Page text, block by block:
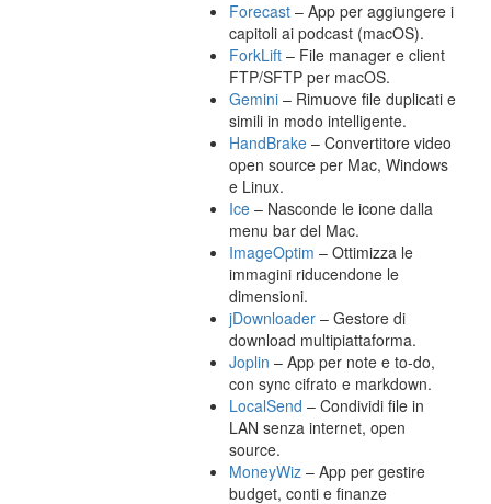
Forecast – App per aggiungere i
capitoli ai podcast (macOS).
ForkLift – File manager e client
FTP/SFTP per macOS.
Gemini – Rimuove file duplicati e
simili in modo intelligente.
HandBrake – Convertitore video
open source per Mac, Windows
e Linux.
Ice – Nasconde le icone dalla
menu bar del Mac.
ImageOptim – Ottimizza le
immagini riducendone le
dimensioni.
jDownloader – Gestore di
download multipiattaforma.
Joplin – App per note e to-do,
con sync cifrato e markdown.
LocalSend – Condividi file in
LAN senza internet, open
source.
MoneyWiz – App per gestire
budget, conti e finanze